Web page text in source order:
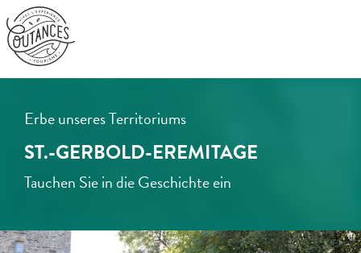
Aller
au
contenu
principal
Erbe unseres Territoriums
ST.-GERBOLD-EREMITAGE
Tauchen Sie in die Geschichte ein